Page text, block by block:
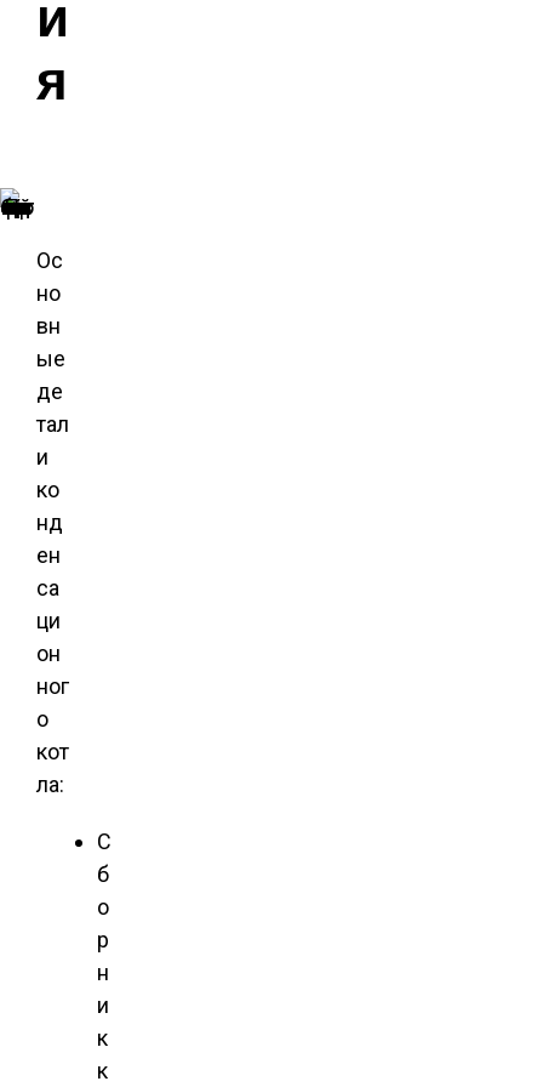
и
я
Конденсационный газовый котел
Ос
но
вн
ые
де
тал
и
ко
нд
ен
са
ци
он
ног
о
кот
ла:
С
б
о
р
н
и
к
к